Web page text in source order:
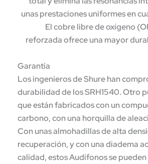
unas prestaciones uniformes en
El cobre libre de oxígeno
reforzada ofrece una mayor
Garantía
Los ingenieros de Shure han
durabilidad de los SRH1540. Otro
que están fabricados con un
carbono, con una horquilla de
Con unas almohadillas de alta
recuperación, y con una diadema
calidad, estos Audífonos se